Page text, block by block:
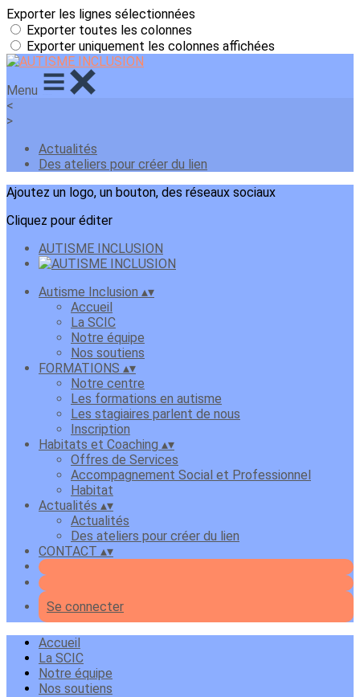
Exporter les lignes sélectionnées
Exporter toutes les colonnes
Exporter uniquement les colonnes affichées
Menu
<
>
Actualités
Des ateliers pour créer du lien
Ajoutez un logo, un bouton, des réseaux sociaux
Cliquez pour éditer
AUTISME INCLUSION
Autisme Inclusion ▴▾
Accueil
La SCIC
Notre équipe
Nos soutiens
FORMATIONS ▴▾
Notre centre
Les formations en autisme
Les stagiaires parlent de nous
Inscription
Habitats et Coaching ▴▾
Offres de Services
Accompagnement Social et Professionnel
Habitat
Actualités ▴▾
Actualités
Des ateliers pour créer du lien
CONTACT ▴▾
Se connecter
Accueil
La SCIC
Notre équipe
Nos soutiens